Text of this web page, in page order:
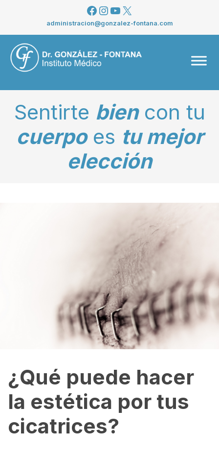
contenido
Facebook
Instagram
YouTube
X
administracion@gonzalez-fontana.com
Sentirte biencon tu
cuerpoes tu mejor
elección
¿Qué puede hacer
la estética por tus
cicatrices?